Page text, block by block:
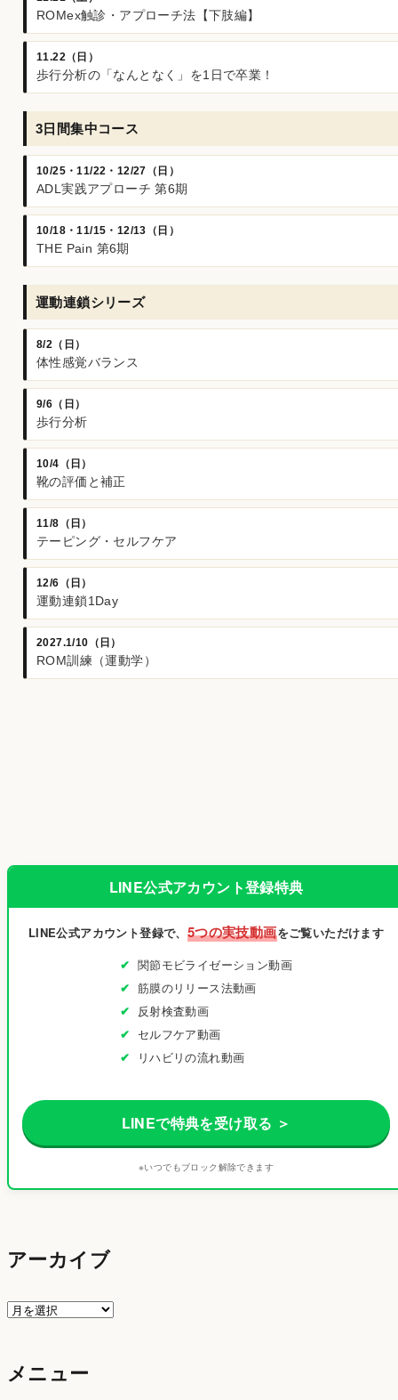
ROMex触診・アプローチ法【下肢編】
11.22（日）
歩行分析の「なんとなく」を1日で卒業！
3日間集中コース
10/25・11/22・12/27（日）
ADL実践アプローチ 第6期
10/18・11/15・12/13（日）
THE Pain 第6期
運動連鎖シリーズ
8/2（日）
体性感覚バランス
9/6（日）
歩行分析
10/4（日）
靴の評価と補正
11/8（日）
テーピング・セルフケア
12/6（日）
運動連鎖1Day
2027.1/10（日）
ROM訓練（運動学）
LINE公式アカウント登録特典
LINE公式アカウント登録で、 5つの実技動画をご覧いただけます
関節モビライゼーション動画
筋膜のリリース法動画
反射検査動画
セルフケア動画
リハビリの流れ動画
LINEで特典を受け取る ＞
※いつでもブロック解除できます
アーカイブ
ア
イ
メニュー